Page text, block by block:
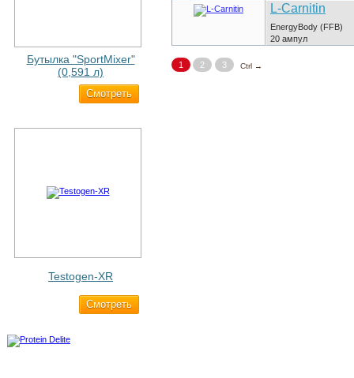
Бутылка "SportMixer"
(0,591 л)
Cмотреть
Testogen-XR
Cмотреть
L-Carnitin
EnergyBody (FFB)
20 ампул
1 2 3 Ctrl →